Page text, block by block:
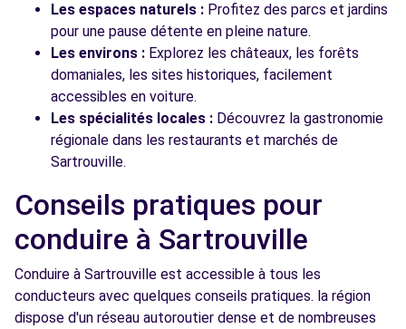
Les espaces naturels : Profitez des parcs et jardins
pour une pause détente en pleine nature.
Les environs : Explorez les châteaux, les forêts
domaniales, les sites historiques, facilement
accessibles en voiture.
Les spécialités locales : Découvrez la gastronomie
régionale dans les restaurants et marchés de
Sartrouville.
Conseils pratiques pour
conduire à Sartrouville
Conduire à Sartrouville est accessible à tous les
conducteurs avec quelques conseils pratiques. la région
dispose d'un réseau autoroutier dense et de nombreuses